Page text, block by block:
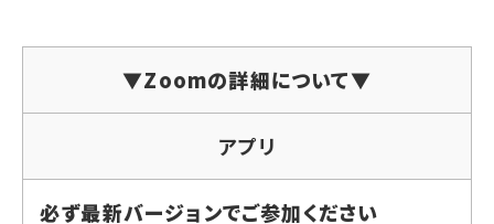
▼Zoomの詳細について▼
アプリ
必ず最新バージョンでご参加ください